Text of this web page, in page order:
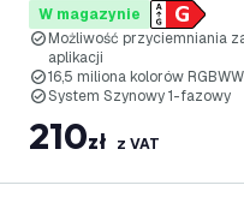
Szynowy - 4.9W -
Możliwość
System Szynowy 1-
W magazynie
Możliwość przyciemniania
aplikacji
16,5 miliona kolorów RGBWW
System Szynowy 1-fazowy
210zł z VAT